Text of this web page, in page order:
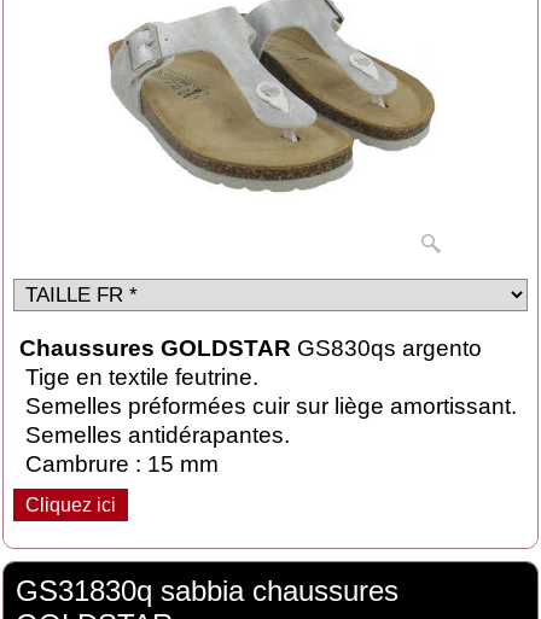
Chaussures GOLDSTAR GS830qs argento
Tige en textile feutrine.
Semelles préformées cuir sur liège amortissant.
Semelles antidérapantes.
Cambrure : 15 mm
Cliquez ici
GS31830q sabbia chaussures